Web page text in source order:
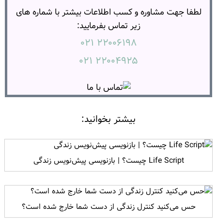
لطفا جهت مشاوره و کسب اطلاعات بیشتر با شماره های
زیر تماس بفرمایید:
۲۲۰۰۶۱۹۸ ۰۲۱
۲۲۰۰۴۹۲۵ ۰۲۱
بیشتر بخوانید:
Life Script چیست؟ | بازنویسی پیش‌نویس زندگی
حس می‌کنید کنترل زندگی از دست شما خارج شده است؟